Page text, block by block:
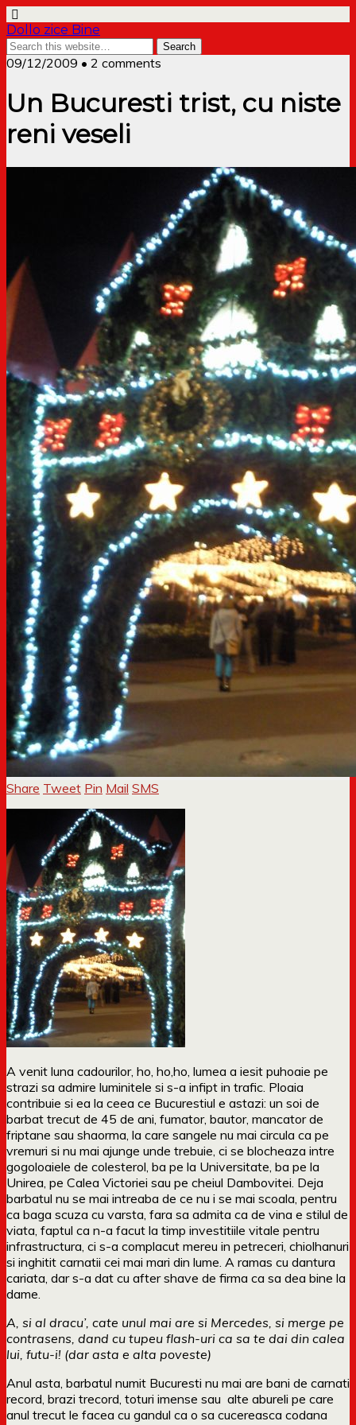
Dollo zice Bine
09/12/2009 • 2 comments
Un Bucuresti trist, cu niste
reni veseli
Share Tweet Pin Mail SMS
A venit luna cadourilor, ho, ho,ho, lumea a iesit puhoaie pe
strazi sa admire luminitele si s-a infipt in trafic. Ploaia
contribuie si ea la ceea ce Bucurestiul e astazi: un soi de
barbat trecut de 45 de ani, fumator, bautor, mancator de
friptane sau shaorma, la care sangele nu mai circula ca pe
vremuri si nu mai ajunge unde trebuie, ci se blocheaza intre
gogoloaiele de colesterol, ba pe la Universitate, ba pe la
Unirea, pe Calea Victoriei sau pe cheiul Dambovitei. Deja
barbatul nu se mai intreaba de ce nu i se mai scoala, pentru
ca baga scuza cu varsta, fara sa admita ca de vina e stilul de
viata, faptul ca n-a facut la timp investitiile vitale pentru
infrastructura, ci s-a complacut mereu in petreceri, chiolhanuri
si inghitit carnatii cei mai mari din lume. A ramas cu dantura
cariata, dar s-a dat cu after shave de firma ca sa dea bine la
dame.
A, si al dracu’, cate unul mai are si Mercedes, si merge pe
contrasens, dand cu tupeu flash-uri ca sa te dai din calea
lui, futu-i! (dar asta e alta poveste)
Anul asta, barbatul numit Bucuresti nu mai are bani de carnati
record, brazi trecord, toturi imense sau alte abureli pe care
anul trecut le facea cu gandul ca o sa cucereasca codana